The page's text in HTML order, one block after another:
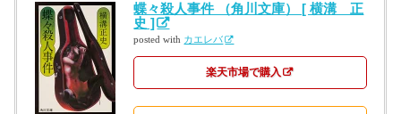
蝶々殺人事件 （角川文庫） [ 横溝 正
史 ]
posted with カエレバ
楽天市場で購入